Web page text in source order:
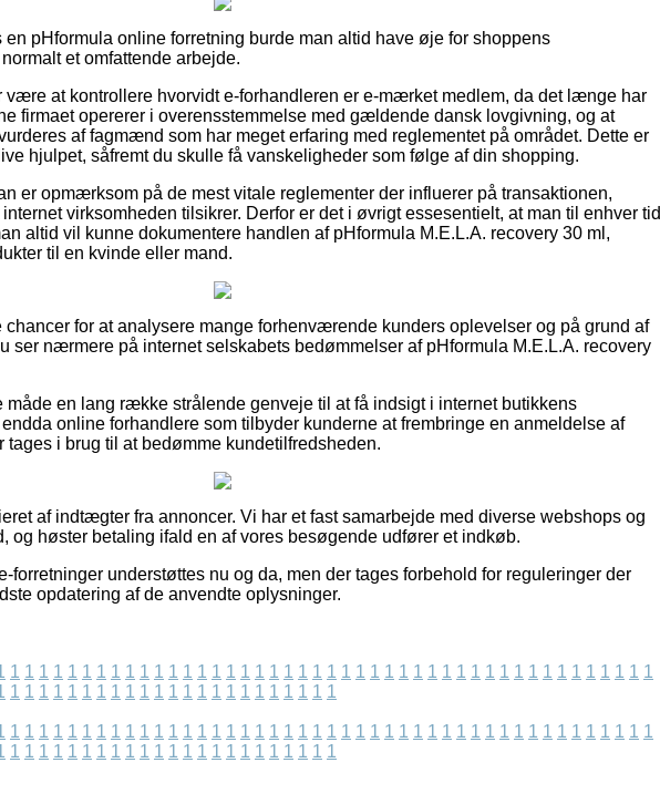
pHformula online forretning burde man altid have øje for shoppens
et omfattende arbejde.
være at kontrollere hvorvidt e-forhandleren er e-mærket medlem, da det længe har
firmaet opererer i overensstemmelse med gældende dansk lovgivning, og at
af fagmænd som har meget erfaring med reglementet på området. Dette er
hjulpet, såfremt du skulle få vanskeligheder som følge af din shopping.
er opmærksom på de mest vitale reglementer der influerer på transaktionen,
virksomheden tilsikrer. Derfor er det i øvrigt essesentielt, at man til enhver tid
altid vil kunne dokumentere handlen af pHformula M.E.L.A. recovery 30 ml,
til en kvinde eller mand.
for at analysere mange forhenværende kunders oplevelser og på grund af
ser nærmere på internet selskabets bedømmelser af pHformula M.E.L.A. recovery
måde en lang række strålende genveje til at få indsigt i internet butikkens
online forhandlere som tilbyder kunderne at frembringe en anmeldelse af
i brug til at bedømme kundetilfredsheden.
af indtægter fra annoncer. Vi har et fast samarbejde med diverse webshops og
og høster betaling ifald en af vores besøgende udfører et indkøb.
forretninger understøttes nu og da, men der tages forbehold for reguleringer der
opdatering af de anvendte oplysninger.
1 1 1 1 1 1 1 1 1 1 1 1 1 1 1 1 1 1 1 1 1 1 1 1 1 1 1 1 1 1 1 1 1 1 1 1 1 1 1 1 1 1 1 1 1
1 1 1 1 1 1 1 1 1 1 1 1 1 1 1 1 1 1 1 1 1 1 1
1 1 1 1 1 1 1 1 1 1 1 1 1 1 1 1 1 1 1 1 1 1 1 1 1 1 1 1 1 1 1 1 1 1 1 1 1 1 1 1 1 1 1 1 1
1 1 1 1 1 1 1 1 1 1 1 1 1 1 1 1 1 1 1 1 1 1 1